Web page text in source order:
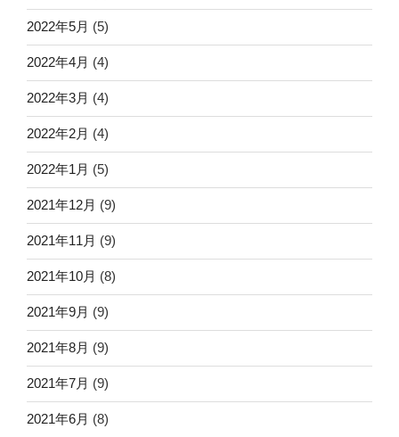
2022年5月 (5)
2022年4月 (4)
2022年3月 (4)
2022年2月 (4)
2022年1月 (5)
2021年12月 (9)
2021年11月 (9)
2021年10月 (8)
2021年9月 (9)
2021年8月 (9)
2021年7月 (9)
2021年6月 (8)